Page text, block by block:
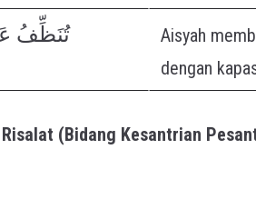
تُنَظِّفُ
Aisyah
dengan
(Bidang Kesantrian